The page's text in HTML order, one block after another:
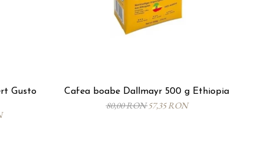
Gusto
Cafea boabe Dallmayr 500 g Ethiopia
80,00 RON57,35 RON